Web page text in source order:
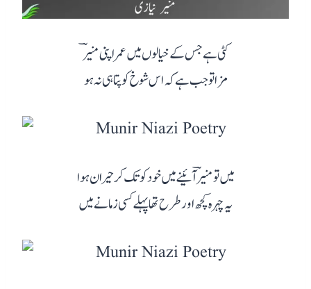
کٹی ہے جس کے خیالوں میں عمر اپنی منیرؔ
مزا تو جب ہے کہ اس شوخ کو پتا ہی نہ ہو
میں تو منیرؔ آئینے میں خود کو تک کر حیران ہوا
یہ چہرہ کچھ اور طرح تھا پہلے کسی زمانے میں